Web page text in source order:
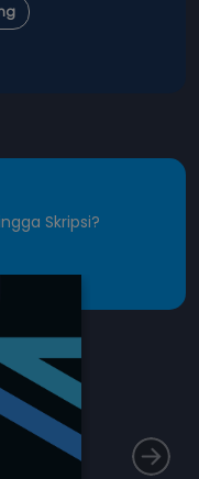
Skripsi?